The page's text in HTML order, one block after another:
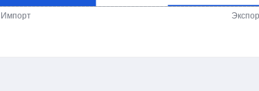
Импорт